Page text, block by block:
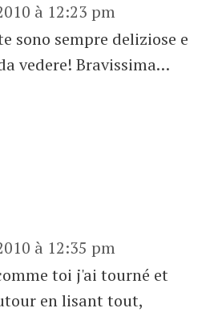
à 12:23 pm
sono sempre deliziose e
vedere! Bravissima…
à 12:35 pm
toi j'ai tourné et
en lisant tout,